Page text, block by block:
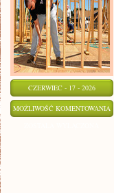
CZERWIEC - 17 - 2026
MOŻLIWOŚĆ KOMENTOWANIA